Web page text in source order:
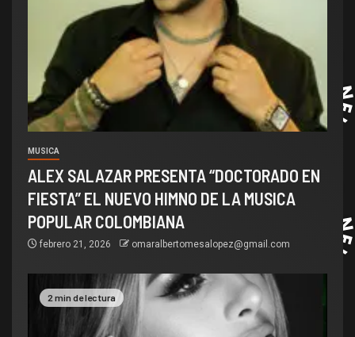
MUSICA
ALEX SALAZAR PRESENTA “DOCTORADO EN
FIESTA” EL NUEVO HIMNO DE LA MUSICA
POPULAR COLOMBIANA
febrero 21, 2026 omaralbertomesalopez@gmail.com
2 min de lectura